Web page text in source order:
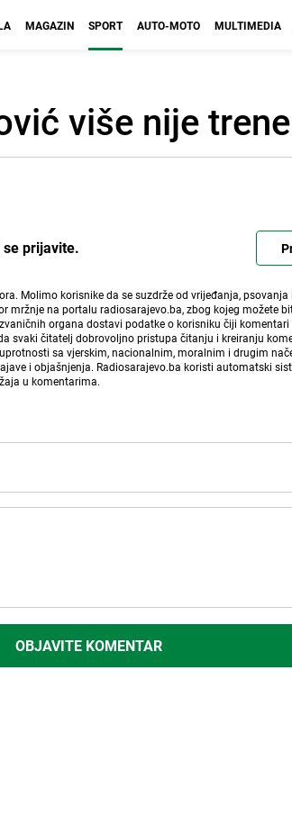
MAGAZIN SPORT AUTO-MOTO MULTIMEDIA
više nije
prijavite.
Molimo korisnike da se suzdrže od vrijeđanja,
mržnje na portalu radiosarajevo.ba, zbog kojeg možete
organa dostavi podatke o korisniku čiji komentari
svaki čitatelj dobrovoljno pristupa čitanju i kreiranju
sa vjerskim, nacionalnim, moralnim i drugim
i objašnjenja. Radiosarajevo.ba koristi automatski
u komentarima.
OBJAVITE KOMENTAR